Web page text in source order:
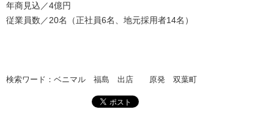
年商見込／4億円
従業員数／20名（正社員6名、地元採用者14名）
検索ワード：ベニマル 福島 出店 原発 双葉町